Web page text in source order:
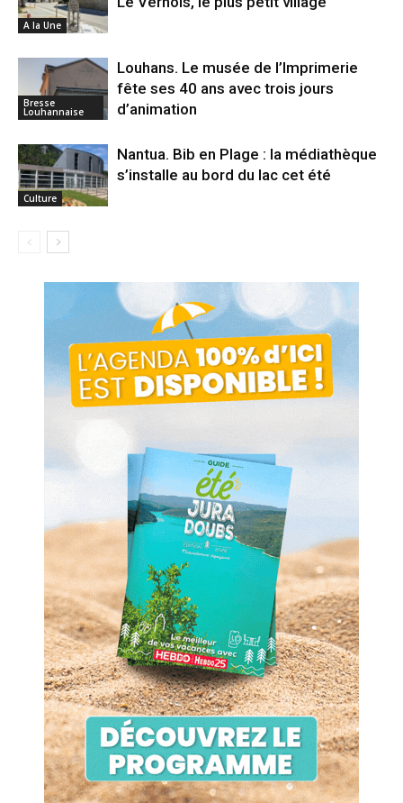
A la Une
Bresse
Louhannaise
Louhans. Le musée de l’Imprimerie
fête ses 40 ans avec trois jours
d’animation
Culture
Nantua. Bib en Plage : la médiathèque
s’installe au bord du lac cet été